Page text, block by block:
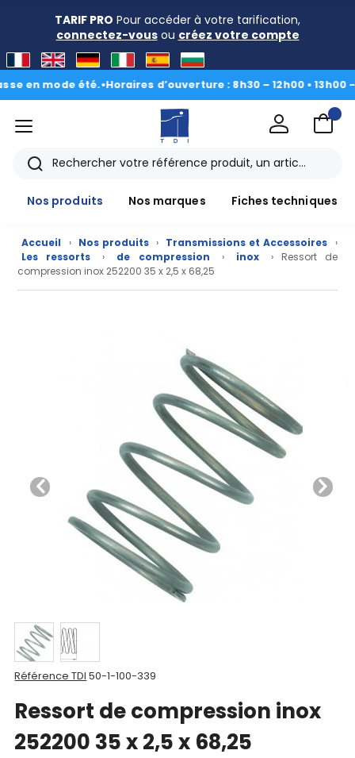
TARIF PRO Pour accéder à votre tarification,
connectez-vousou créez votre compte
mode été.•Horaires d’ouverture : 8h30 – 12h00 • 13h00 -
Nos
marques
Fiches
techniques
Documentations
Mon
compte
Mon
panier
menu
Rechercher
Nos produits
Nos marques Fiches techniques
Accueil › Nos produits › Transmissions et Accessoires
›
Les ressorts
› de compression › inox
› Ressort de
compression inox 252200 35 x 2,5 x 68,25
Référence TDI 50-1-100-339
Ressort de compression inox
252200 35 x 2,5 x 68,25